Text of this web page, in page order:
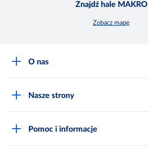
Znajdź hale MAKRO
Zobacz mapę
O nas
Nasze strony
Pomoc i informacje